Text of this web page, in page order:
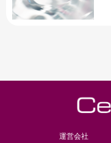
運営会社